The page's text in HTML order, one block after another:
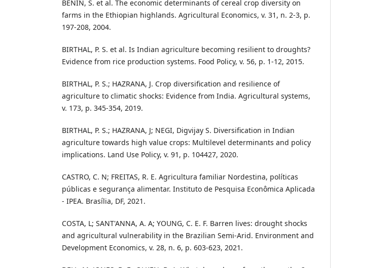
BENIN, S. et al. The economic determinants of cereal crop diversity on
farms in the Ethiopian highlands. Agricultural Economics, v. 31, n. 2‐3, p.
197-208, 2004.
BIRTHAL, P. S. et al. Is Indian agriculture becoming resilient to droughts?
Evidence from rice production systems. Food Policy, v. 56, p. 1-12, 2015.
BIRTHAL, P. S.; HAZRANA, J. Crop diversification and resilience of
agriculture to climatic shocks: Evidence from India. Agricultural systems,
v. 173, p. 345-354, 2019.
BIRTHAL, P. S.; HAZRANA, J; NEGI, Digvijay S. Diversification in Indian
agriculture towards high value crops: Multilevel determinants and policy
implications. Land Use Policy, v. 91, p. 104427, 2020.
CASTRO, C. N; FREITAS, R. E. Agricultura familiar Nordestina, políticas
públicas e segurança alimentar. Instituto de Pesquisa Econômica Aplicada
- IPEA. Brasília, DF, 2021.
COSTA, L; SANT'ANNA, A. A; YOUNG, C. E. F. Barren lives: drought shocks
and agricultural vulnerability in the Brazilian Semi-Arid. Environment and
Development Economics, v. 28, n. 6, p. 603-623, 2021.